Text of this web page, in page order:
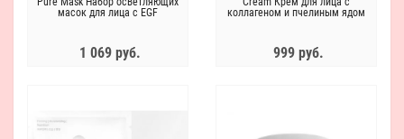
масок для лица с EGF
1 069 руб.
коллагеном и пчелиным ядом
999 руб.